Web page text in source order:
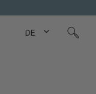
DE Love Kids